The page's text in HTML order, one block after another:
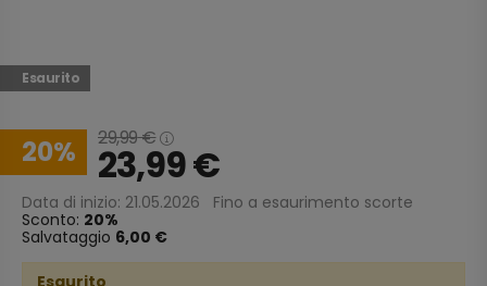
Esaurito
20 29,99€
23,99€
Data di inizio: 21.05.2026
Fino a esaurimento scorte
Sconto: 20
Salvataggio 6,00 €